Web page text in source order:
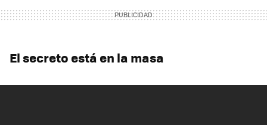
El secreto está en la masa